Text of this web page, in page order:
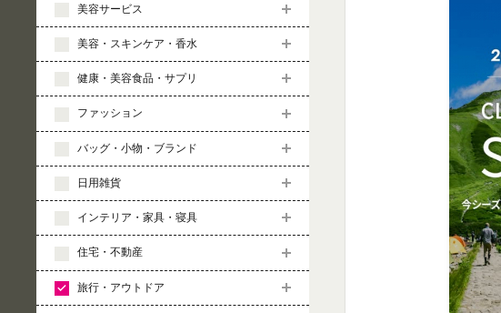
美容サービス
美容・スキンケア・香水
健康・美容食品・サプリ
ファッション
バッグ・小物・ブランド
日用雑貨
インテリア・家具・寝具
住宅・不動産
旅行・アウトドア